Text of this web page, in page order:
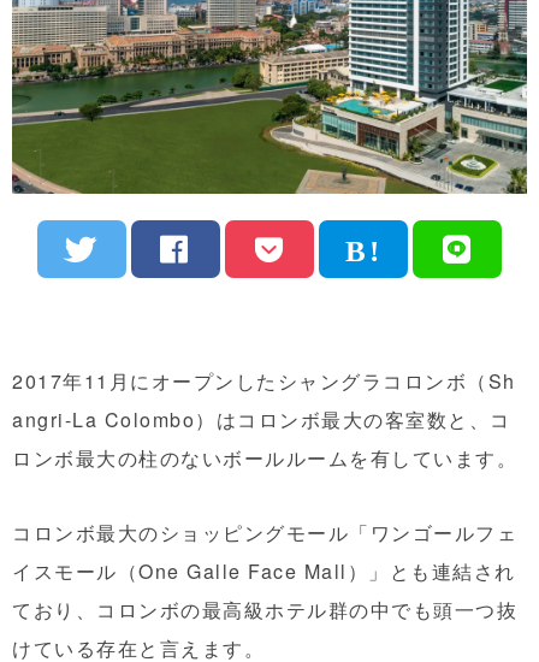
2017年11月にオープンしたシャングラコロンボ（Sh
angri-La Colombo）はコロンボ最大の客室数と、コ
ロンボ最大の柱のないボールルームを有しています。
コロンボ最大のショッピングモール「ワンゴールフェ
イスモール（One Galle Face Mall）」とも連結され
ており、コロンボの最高級ホテル群の中でも頭一つ抜
けている存在と言えます。